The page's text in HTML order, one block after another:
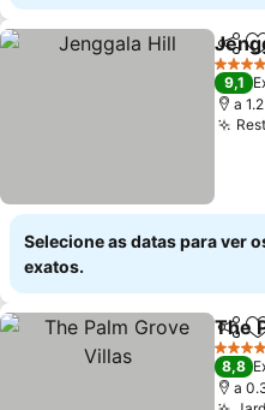
4
9,1
a
Selecione as datas para ver
exatos.
The
4
8,8
a